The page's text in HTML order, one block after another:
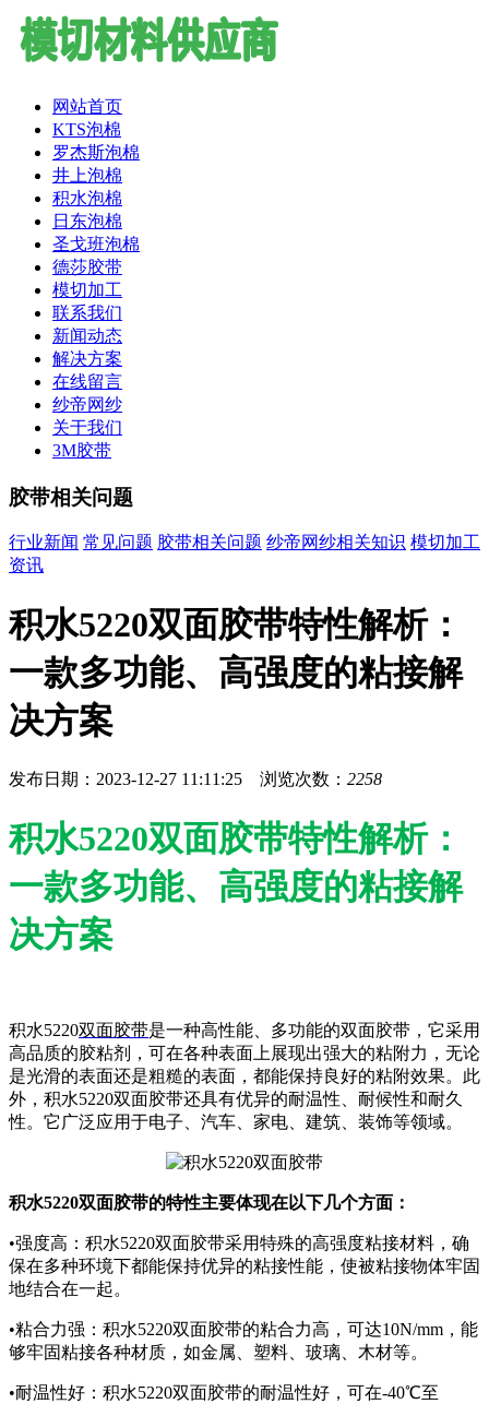
网站首页
KTS泡棉
罗杰斯泡棉
井上泡棉
积水泡棉
日东泡棉
圣戈班泡棉
德莎胶带
模切加工
联系我们
新闻动态
解决方案
在线留言
纱帝网纱
关于我们
3M胶带
胶带相关问题
行业新闻 常见问题 胶带相关问题 纱帝网纱相关知识 模切加工
资讯
积水5220双面胶带特性解析：
一款多功能、高强度的粘接解
决方案
发布日期：2023-12-27 11:11:25 浏览次数： 2258
积水5220双面胶带特性解析：
一款多功能、高强度的粘接解
决方案
积水5220双面胶带是一种高性能、多功能的双面胶带，它采用
高品质的胶粘剂，可在各种表面上展现出强大的粘附力，无论
是光滑的表面还是粗糙的表面，都能保持良好的粘附效果。此
外，积水5220双面胶带还具有优异的耐温性、耐候性和耐久
性。它广泛应用于电子、汽车、家电、建筑、装饰等领域。
积水5220双面胶带的特性主要体现在以下几个方面：
•强度高：积水5220双面胶带采用特殊的高强度粘接材料，确
保在多种环境下都能保持优异的粘接性能，使被粘接物体牢固
地结合在一起。
•粘合力强：积水5220双面胶带的粘合力高，可达10N/mm，能
够牢固粘接各种材质，如金属、塑料、玻璃、木材等。
•耐温性好：积水5220双面胶带的耐温性好，可在-40℃至